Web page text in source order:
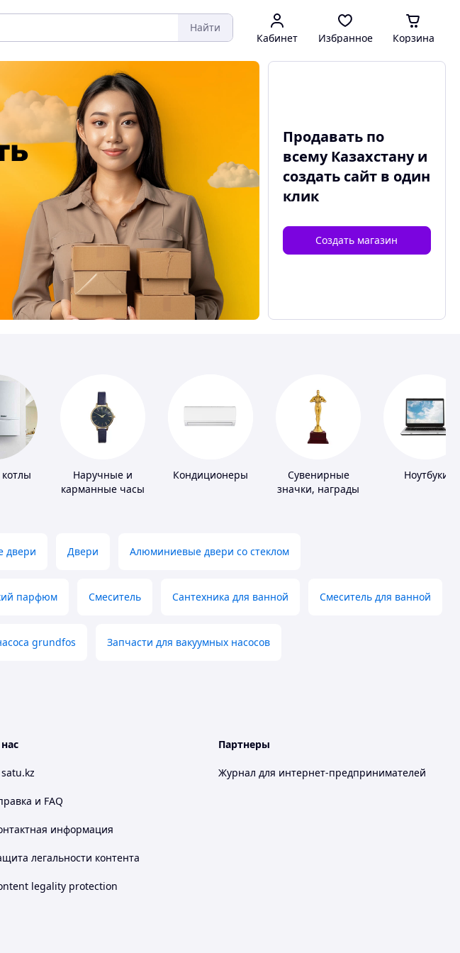
Найти
Кабинет Избранное Корзина
Продавать по
всему Казахстану и
создать сайтв один
клик
Создать магазин
Наручные и
карманные часы
Кондиционеры
Сувенирные
значки, награды
Ноутбуки
двери Двери Алюминиевые двери со стеклом
парфюм Смеситель Сантехника для ванной Смеситель для ванной
grundfos Запчасти для вакуумных насосов
и FAQ
информация
легальности контента
legality protection
Партнеры
Журнал для интернет-предпринимателей